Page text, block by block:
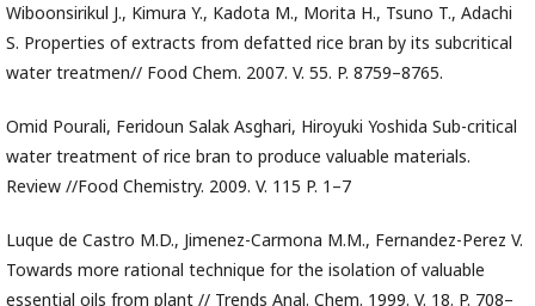
Wiboonsirikul J., Kimura Y., Kadota M., Morita H., Tsuno T., Adachi
S. Properties of extracts from defatted rice bran by its subcritical
water treatmen// Food Chem. 2007. V. 55. P. 8759–8765.
Omid Pourali, Feridoun Salak Asghari, Hiroyuki Yoshida Sub-critical
water treatment of rice bran to produce valuable materials.
Review //Food Chemistry. 2009. V. 115 P. 1–7
Luque de Castro M.D., Jimenez-Carmona M.M., Fernandez-Perez V.
Towards more rational technique for the isolation of valuable
essential oils from plant // Trends Anal. Chem. 1999. V. 18. P. 708–